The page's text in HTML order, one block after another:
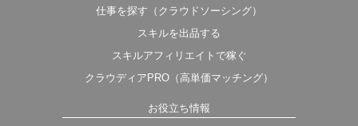
仕事を探す（クラウドソーシング）
スキルを出品する
スキルアフィリエイトで稼ぐ
クラウディアPRO（高単価マッチング）
お役立ち情報